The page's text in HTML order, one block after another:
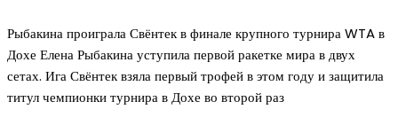
Рыбакина проиграла Свёнтек в финале крупного турнира WTA в
Дохе Елена Рыбакина уступила первой ракетке мира в двух
сетах. Ига Свёнтек взяла первый трофей в этом году и защитила
титул чемпионки турнира в Дохе во второй раз